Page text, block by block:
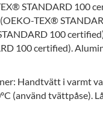
STANDARD 100
TEX®
100
100 certified).
Handtvätt i varmt
(använd tvättpåse).